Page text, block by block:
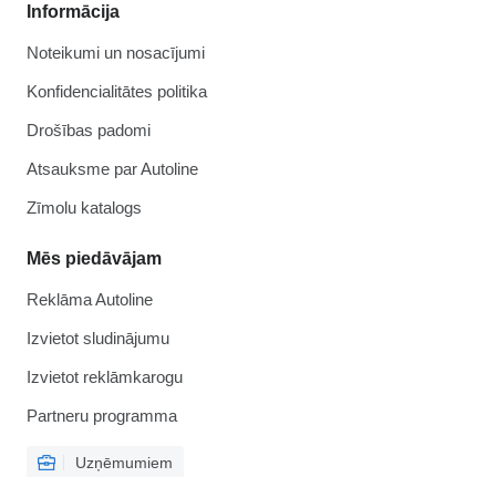
Informācija
Noteikumi un nosacījumi
Konfidencialitātes politika
Drošības padomi
Atsauksme par Autoline
Zīmolu katalogs
Mēs piedāvājam
Reklāma Autoline
Izvietot sludinājumu
Izvietot reklāmkarogu
Partneru programma
Uzņēmumiem